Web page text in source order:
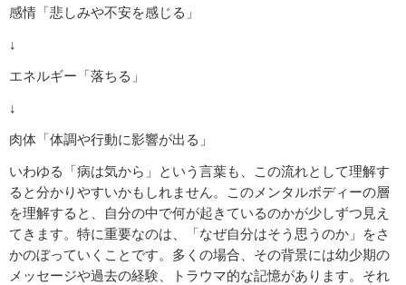
感情「悲しみや不安を感じる」
↓
エネルギー「落ちる」
↓
肉体「体調や行動に影響が出る」
いわゆる「病は気から」という言葉も、この流れとして理解す
ると分かりやすいかもしれません。このメンタルボディーの層
を理解すると、自分の中で何が起きているのかが少しずつ見え
てきます。特に重要なのは、「なぜ自分はそう思うのか」をさ
かのぼっていくことです。多くの場合、その背景には幼少期の
メッセージや過去の経験、トラウマ的な記憶があります。それ